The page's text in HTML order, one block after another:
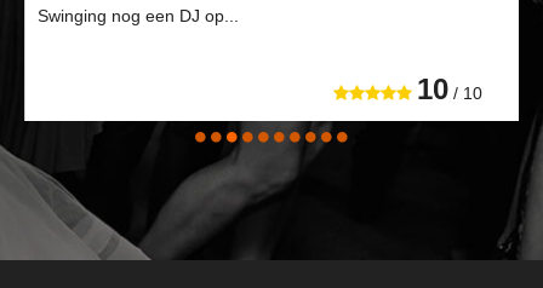
Swinging nog een DJ op...
10 / 10